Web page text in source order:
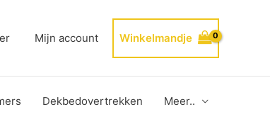
Mijn account Winkelmandje
Dekbedovertrekken Meer..